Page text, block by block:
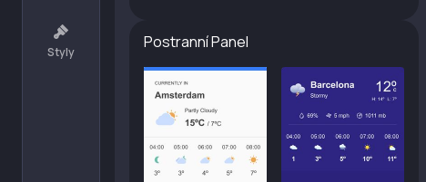
Styly
Postranní Panel